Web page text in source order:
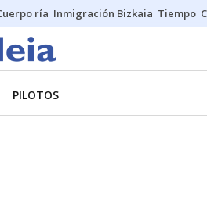
ría Inmigración Bizkaia Tiempo
PILOTOS